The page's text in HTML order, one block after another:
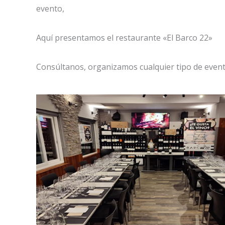
evento,
Aquí presentamos el restaurante «El Barco 22»
Consúltanos, organizamos cualquier tipo de